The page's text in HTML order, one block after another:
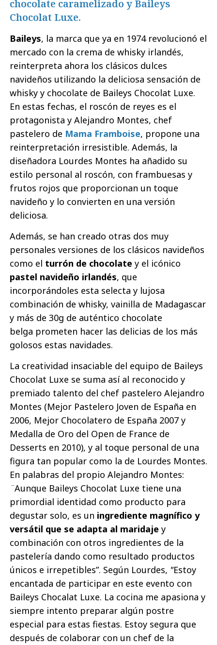
chocolate caramelizado y Baileys
Chocolat Luxe.
Baileys, la marca que ya en 1974 revolucionó el
mercado con la crema de whisky irlandés,
reinterpreta ahora los clásicos dulces
navideños utilizando la deliciosa sensación de
whisky y chocolate de Baileys Chocolat Luxe.
En estas fechas, el roscón de reyes es el
protagonista y Alejandro Montes, chef
pastelero de Mama Framboise, propone una
reinterpretación irresistible. Además, la
diseñadora Lourdes Montes ha añadido su
estilo personal al roscón, con frambuesas y
frutos rojos que proporcionan un toque
navideño y lo convierten en una versión
deliciosa.
Además, se han creado otras dos muy
personales versiones de los clásicos navideños
como el turrón de chocolate y el icónico
pastel navideño irlandés, que
incorporándoles esta selecta y lujosa
combinación de whisky, vainilla de Madagascar
y más de 30g de auténtico chocolate
belga prometen hacer las delicias de los más
golosos estas navidades.
La creatividad insaciable del equipo de Baileys
Chocolat Luxe se suma así al reconocido y
premiado talento del chef pastelero Alejandro
Montes (Mejor Pastelero Joven de España en
2006, Mejor Chocolatero de España 2007 y
Medalla de Oro del Open de France de
Desserts en 2010), y al toque personal de una
figura tan popular como la de Lourdes Montes.
En palabras del propio Alejandro Montes:
¨Aunque Baileys Chocolat Luxe tiene una
primordial identidad como producto para
degustar solo, es un ingrediente magnífico y
versátil que se adapta al maridaje y
combinación con otros ingredientes de la
pastelería dando como resultado productos
únicos e irrepetibles”. Según Lourdes, "Estoy
encantada de participar en este evento con
Baileys Chocalat Luxe. La cocina me apasiona y
siempre intento preparar algún postre
especial para estas fiestas. Estoy segura que
después de colaborar con un chef de la